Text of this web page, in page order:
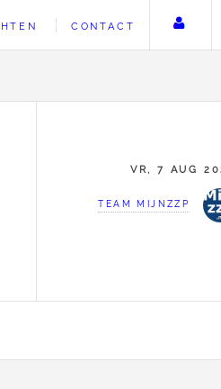
CONTACT
VR, 7 AUG
TEAM MIJNZZP